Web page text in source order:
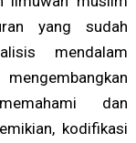
yang sudah
mendalam
dan
kodifikasi